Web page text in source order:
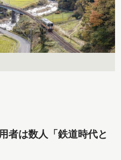
者は数人「鉄道時代と